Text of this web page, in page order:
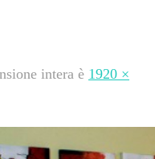
intera è 1920 ×